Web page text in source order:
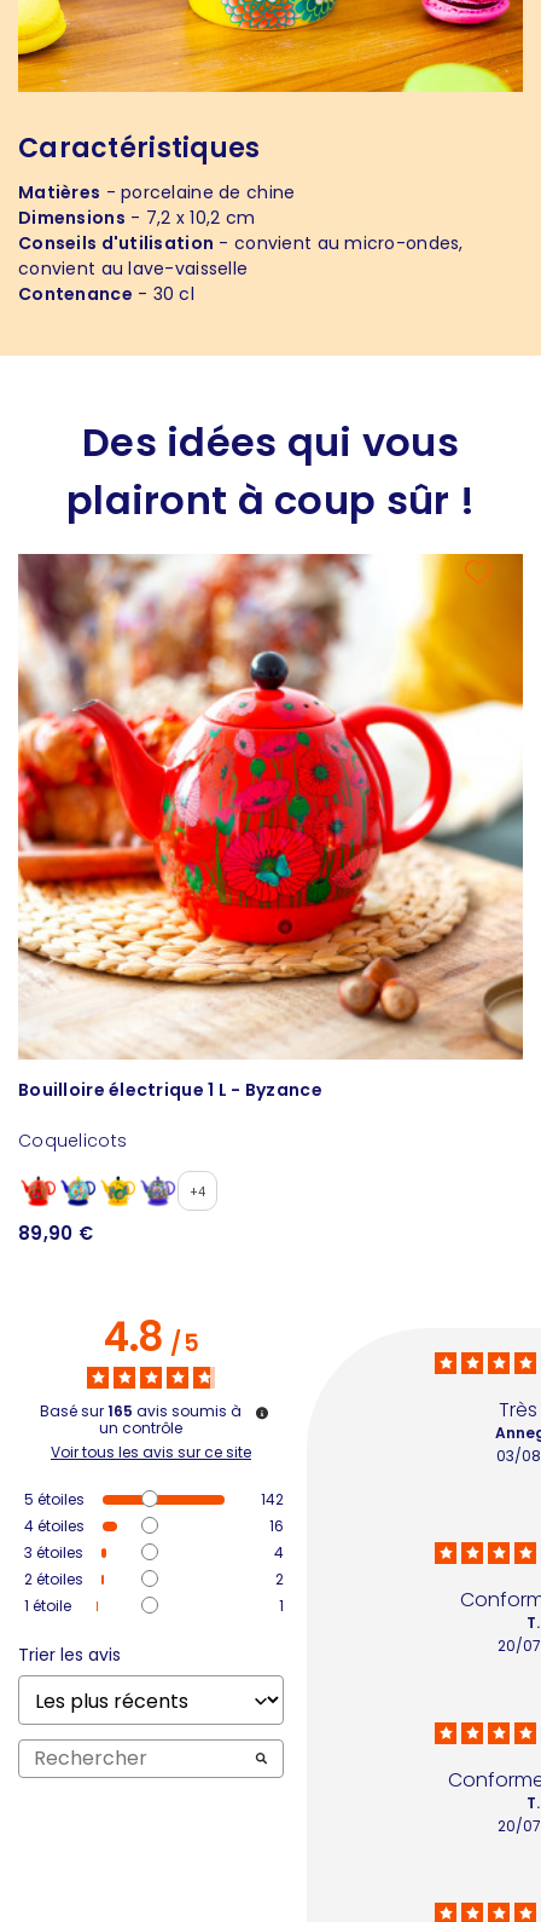
Caractéristiques
Matières - porcelaine de chine
Dimensions - 7,2 x 10,2 cm
Conseils d'utilisation - convient au micro-ondes,
convient au lave-vaisselle
Contenance - 30 cl
Des idées qui vous
plairont à coup sûr !
Bouilloire électrique 1 L - Byzance
Coquelicots
+4
89,90 €
4.8/5
Basé sur165 avis soumis à
un contrôle
Voir tous les avis sur ce site
5 étoiles
142
4étoiles
16
3 étoiles
4
2étoiles
2
1 étoile 1
Trier les avis
03/
20/
20/